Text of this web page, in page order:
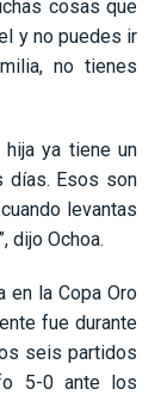
cosas que
y no puedes ir
no tienes
ya tiene un
días. Esos son
levantas
dijo Ochoa.
en la Copa Oro
fue durante
seis partidos
5-0 ante los